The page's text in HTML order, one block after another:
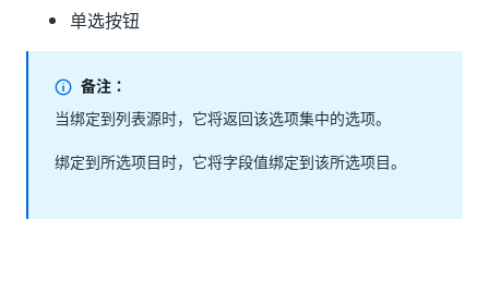
单选按钮
备注：
当绑定到列表源时，它将返回该选项集中的选项。
绑定到所选项目时，它将字段值绑定到该所选项目。